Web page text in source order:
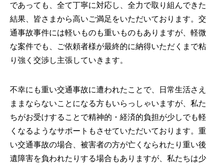
であっても、全て丁寧に対応し、全力で取り組んできた
結果、皆さまから高いご満足をいただいております。交
通事故事件には軽いものも重いものもありますが、軽微
な案件でも、ご依頼者様が最終的に納得いただくまで粘
り強く交渉し主張していきます。
不幸にも重い交通事故に遭われたことで、日常生活さえ
ままならないことになる方もいらっしゃいますが、私た
ちがお受けすることで精神的・経済的負担が少しでも軽
くなるようなサポートもさせていただいております。重
い交通事故の場合、被害者の方が亡くなられたり重い後
遺障害を負われたりする場合もありますが、私たちは少